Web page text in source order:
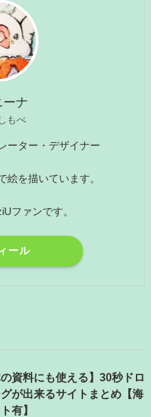
ーナ
もべ
ーター・デザイナー
絵を描いています。
ファンです。
ール
の資料にも使える】30秒ドロ
が出来るサイトまとめ【海
有】